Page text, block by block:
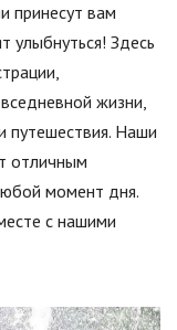
принесут вам
улыбнуться! Здесь
жизни,
путешествия. Наши
отличным
момент дня.
с нашими